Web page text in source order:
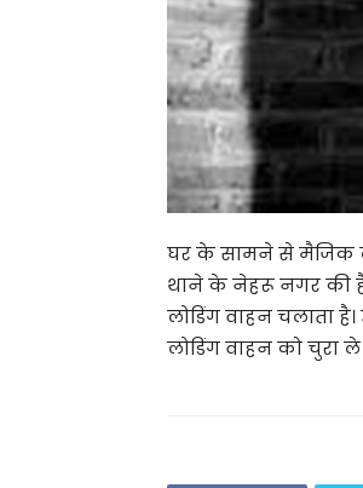
घर के सामने से मैजिक ले
थाने के नेहरू नगर की
लोडिंग वाहन चलाता
लोडिंग वाहन को चुरा